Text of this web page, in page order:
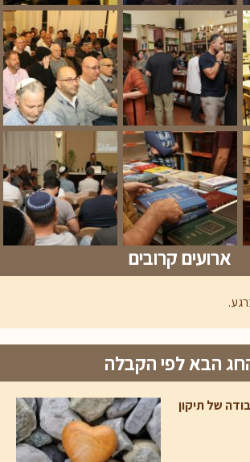
ארועים קרובים
הבא לפי הקבלה
של תיקון